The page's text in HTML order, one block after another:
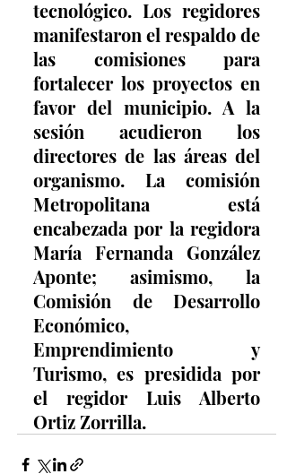
tecnológico. Los regidores
manifestaron el respaldo de
las comisiones para
fortalecer los proyectos en
favor del municipio. A la
sesión acudieron los
directores de las áreas del
organismo. La comisión
Metropolitana está
encabezada por la regidora
María Fernanda González
Aponte; asimismo, la
Comisión de Desarrollo
Económico,
Emprendimiento y
Turismo, es presidida por
el regidor Luis Alberto
Ortiz Zorrilla.